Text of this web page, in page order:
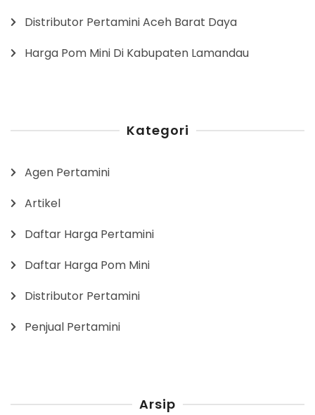
Distributor Pertamini Aceh Barat Daya
Harga Pom Mini Di Kabupaten Lamandau
Kategori
Agen Pertamini
Artikel
Daftar Harga Pertamini
Daftar Harga Pom Mini
Distributor Pertamini
Penjual Pertamini
Arsip